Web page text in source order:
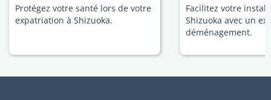
Protégez votre santé lors de votre
expatriation à Shizuoka.
Facilitez votre
Shizuoka avec un
déménagement.